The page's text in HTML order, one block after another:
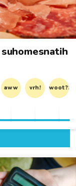
aww vrh! woot?!